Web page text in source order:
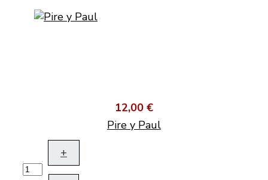
12,00 €
Pire y Paul
+